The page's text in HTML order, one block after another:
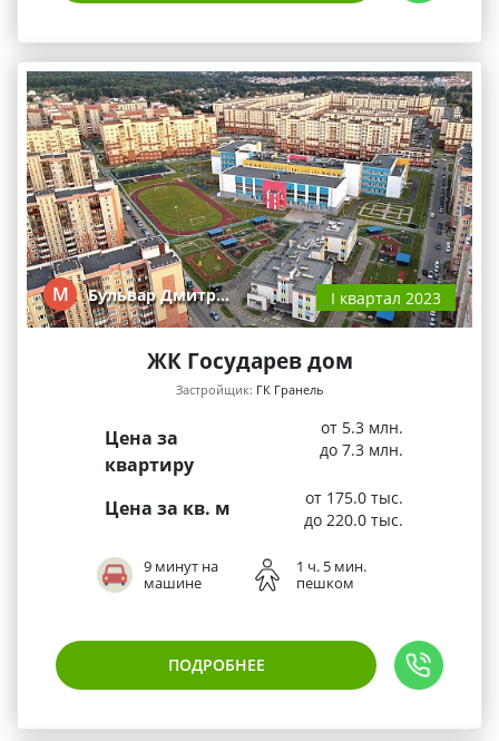
М Бульвар Дмитр… I квартал 2023
ЖК Государев дом
Застройщик: ГК Гранель
Цена за
квартиру
от 5.3 млн.
до 7.3 млн.
Цена за кв. м
от 175.0 тыс.
до 220.0 тыс.
9 минут на
машине
1 ч. 5 мин.
пешком
ПОДРОБНЕЕ